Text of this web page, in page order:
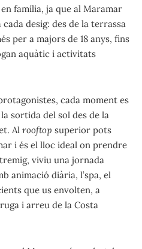
família, ja que al Maramar
cada desig: des de la terrassa
per a majors de 18 anys, fins
aquàtic i activitats
cada moment es
sortida del sol des de la
Al rooftop superior pots
i és el lloc ideal on prendre
viviu una jornada
animació diària, l’spa, el
que us envolten, a
i arreu de la Costa